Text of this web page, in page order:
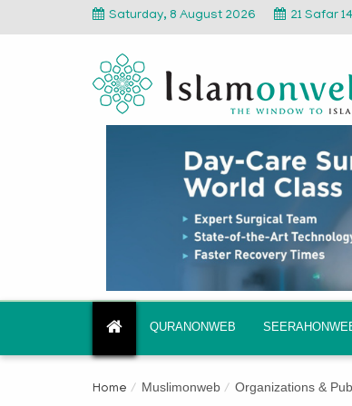
Saturday, 8 August 2026 21 Safar
QURANONWEB
Home Muslimonweb Organizations &